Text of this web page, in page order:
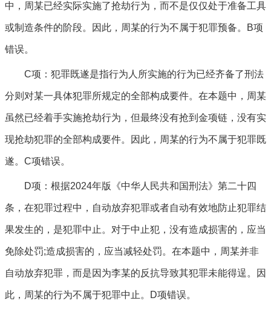
中，周某已经实际实施了抢劫行为，而不是仅仅处于准备工具
或制造条件的阶段。因此，周某的行为不属于犯罪预备。B项
错误。
C项：犯罪既遂是指行为人所实施的行为已经齐备了刑法
分则对某一具体犯罪所规定的全部构成要件。在本题中，周某
虽然已经着手实施抢劫行为，但最终没有抢到金项链，没有实
现抢劫犯罪的全部构成要件。因此，周某的行为不属于犯罪既
遂。C项错误。
D项：根据2024年版《中华人民共和国刑法》第二十四
条，在犯罪过程中，自动放弃犯罪或者自动有效地防止犯罪结
果发生的，是犯罪中止。对于中止犯，没有造成损害的，应当
免除处罚;造成损害的，应当减轻处罚。在本题中，周某并非
自动放弃犯罪，而是因为李某的反抗导致其犯罪未能得逞。因
此，周某的行为不属于犯罪中止。D项错误。